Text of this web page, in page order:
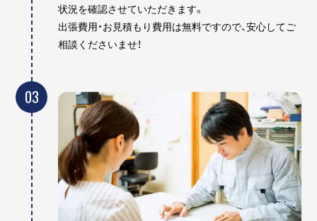
状況を確認させていただきます。
出張費用・お見積もり費用は無料ですので、安心してご
相談くださいませ！
03